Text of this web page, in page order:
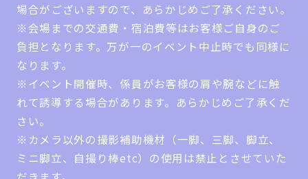
場合がございますので、あらかじめご了承ください。
※会場までの交通費・宿泊費等はお客様ご自身のご
負担となります。万が一のイベント中止時でも同様に
なります。
※イベント開催時、係員がお客様の肩や腕などに触
れて誘導する場合があります。あらかじめご了承くだ
さい。
※カメラ以外の撮影補助機材（一脚、三脚、脚立、
ミニ脚立、自撮り棒etc）の使用は禁止とさせていた